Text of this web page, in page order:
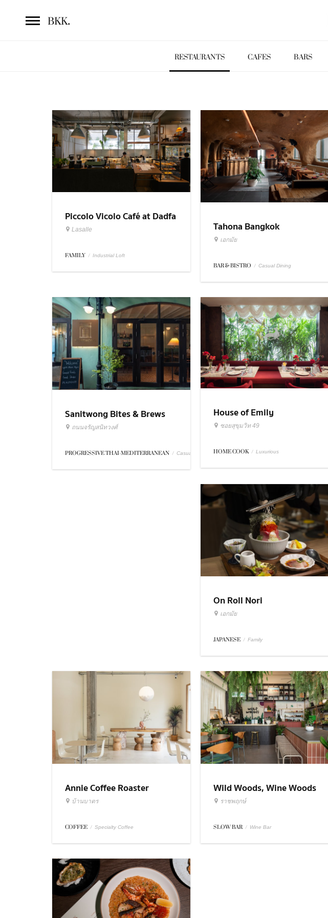
BKK.
RESTAURANTS CAFES BARS
Piccolo Vicolo Café at Dadfa
Lasalle
Lasalle
FAMILY / Industrial Loft
Tahona Bangkok
เอกมัย
BAR & BISTRO / Casual Dining
Sanitwong Bites & Brews
ถนนจรัญสนิทวงศ์
PROGRESSIVE THAI-MEDITERRANEAN / Casual Dining
House of Emily
ซอยสุขุมวิท 49
HOME COOK / Luxurious
On Roll Nori
เอกมัย
JAPANESE / Family
Annie Coffee Roaster
บ้านบาตร
COFFEE / Specialty Coffee
Wild Woods, Wine Woods
ราชพฤกษ์
SLOW BAR / Wine Bar